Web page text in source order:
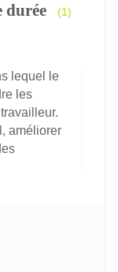
durée
(1)
lequel le
les
améliorer